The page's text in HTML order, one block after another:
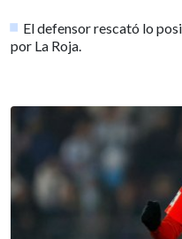
El defensor rescató lo
por La Roja.